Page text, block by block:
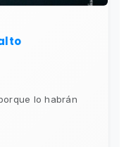
lo habrán